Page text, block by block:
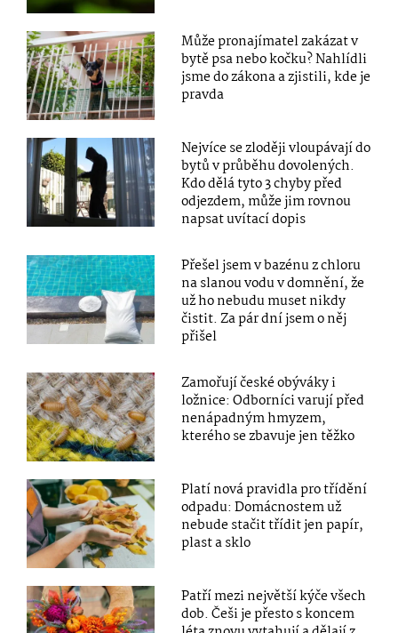
Může pronajímatel zakázat v
bytě psa nebo kočku? Nahlídli
jsme do zákona a zjistili, kde je
pravda
Nejvíce se zloději vloupávají do
bytů v průběhu dovolených.
Kdo dělá tyto 3 chyby před
odjezdem, může jim rovnou
napsat uvítací dopis
Přešel jsem v bazénu z chloru
na slanou vodu v domnění, že
už ho nebudu muset nikdy
čistit. Za pár dní jsem o něj
přišel
Zamořují české obýváky i
ložnice: Odborníci varují před
nenápadným hmyzem,
kterého se zbavuje jen těžko
Platí nová pravidla pro třídění
odpadu: Domácnostem už
nebude stačit třídit jen papír,
plast a sklo
Patří mezi největší kýče všech
dob. Češi je přesto s koncem